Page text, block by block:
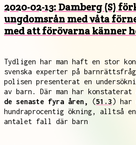
2020-02-13: Damberg (S)
ungdomsrån med våta
med att förövarna känner
Tydligen har man haft en stor
svenska experter på
polisen presenterat en
av barn. Där man har
de senaste fyra åren,
(51.3) har
hundraprocentig ökning, alltså
antalet fall där barn